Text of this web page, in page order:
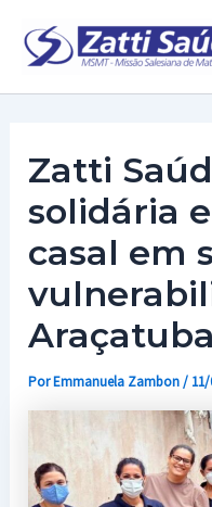
para
Zatti
solidária
casal em
Araçatuba
PorEmmanuela Zambon/